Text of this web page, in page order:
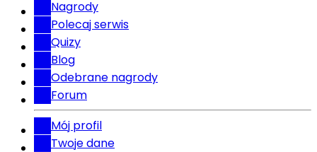
Nagrody
Polecaj serwis
Quizy
Blog
Odebrane nagrody
Forum
Mój profil
Twoje dane